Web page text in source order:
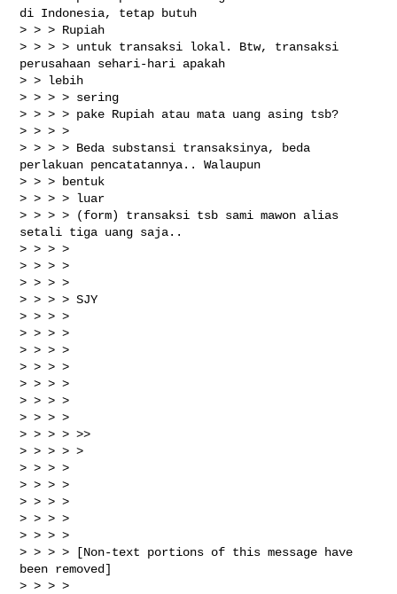
di Indonesia, tetap butuh
> > > Rupiah
> > > > untuk transaksi lokal. Btw, transaksi
perusahaan sehari-hari apakah
> > lebih
> > > > sering
> > > > pake Rupiah atau mata uang asing tsb?
> > > >
> > > > Beda substansi transaksinya, beda
perlakuan pencatatannya.. Walaupun
> > > bentuk
> > > > luar
> > > > (form) transaksi tsb sami mawon alias
setali tiga uang saja..
> > > >
> > > >
> > > >
> > > > SJY
> > > >
> > > >
> > > >
> > > >
> > > >
> > > >
> > > >
> > > > >>
> > > > >
> > > >
> > > >
> > > >
> > > >
> > > >
> > > > [Non-text portions of this message have
been removed]
> > > >